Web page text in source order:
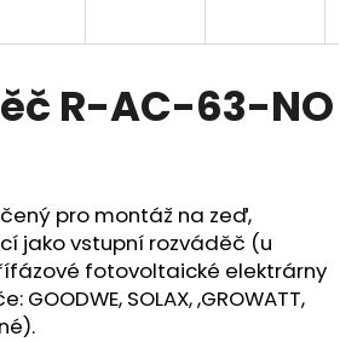
R-AC-63-NO
pro montáž na zeď,
jako vstupní rozváděč (u
fotovoltaické elektrárny
SOLAX, ,GROWATT,
HLEDAT